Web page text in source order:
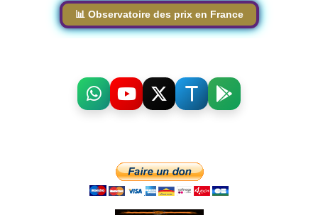
📊 Observatoire des prix en France